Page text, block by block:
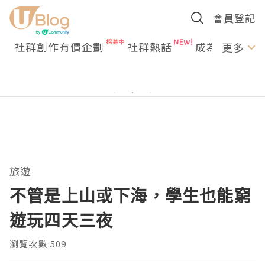
會員登記
社群創作有價企劃 社群熱話 成為U更多
旅遊
不管是上山或下海，學生也能窮
遊玩四天三夜
瀏覽次數:509